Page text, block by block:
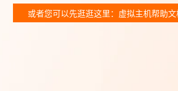
或者您可以先逛逛这里：虚拟主机帮助文